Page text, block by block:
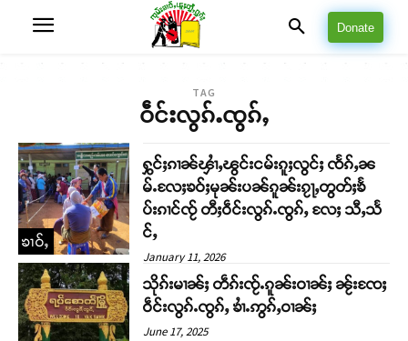
Donate
TAG
ဝဵင်းလွၵ်ႉၸွၵ်ႇ
ၶၢဝ်ႇ
ႁွင်ႈၵၢၼ်ၾၢႆႇၽွင်းငမ်းၵူႈလွင်ႈ ၸႅၵ်ႇၼ
မ်ႉလႄႈၶဝ်ႈမုၼ်းပၼ်ၵူၼ်းၵႂႃႇတွတ်ႈၶႅ
ပ်းၵၢင်ၸႂ် တီႈဝဵင်းလွၵ်ႉၸွၵ်ႇ လႄႈ သီႇသႅ
င်ႇ
January 11, 2026
သိုၵ်းမၢၼ်ႈ တဵၵ်းၸႂ်ႉၵူၼ်းဝၢၼ်ႈ ၼႂ်းၸႄႈ
ဝဵင်းလွၵ်ႉၸွၵ်ႇ ၶၢႆႉဢွၵ်ႇဝၢၼ်ႈ
June 17, 2025